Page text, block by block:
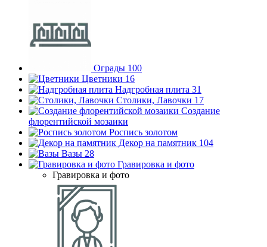
Ограды 100
Цветники 16
Надгробная плита 31
Столики, Лавочки 17
Создание
флорентийской мозаики
Роспись золотом
Декор на памятник 104
Вазы 28
Гравировка и фото
Гравировка и фото